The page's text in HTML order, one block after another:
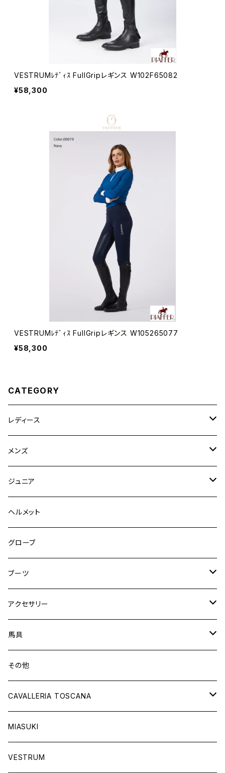
VESTRUMﾚﾃﾞｨｽ FullGripレギンス W102F65082
¥58,300
VESTRUMﾚﾃﾞｨｽ FullGripレギンス W105265077
¥58,300
CATEGORY
レディース
競技用ジャケット
キュロット
フルグリップ
ニーグリップ
シャツ
ウェア
アウター
シャツ
メンズ
競技用ジャケット
キュロット
フルグリップ
ニーグリップ
シャツ
ウェア
アウター
シャツ
ジュニア
キュロット
ウエア
ヘルメット
グローブ
ブーツ
ロングブーツ（既製品）
オーダーロングブーツ
ショートブーツ
チャップス
アクセサリー
ベルト
グローブ
ソックス
キャップ
アスコットタイ
馬具
サドルパッド
イヤーネット
バンデージ
ラグ
その他
CAVALLERIA TOSCANA
レディス
競技用ジャケット
メンズ
MIASUKI
VESTRUM